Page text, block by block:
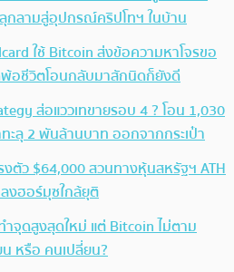
กลามสู่อุปกรณ์คริปโทฯ ในบ้าน
ใช้ Bitcoin ส่งข้อความหาโจรขอ
อชีวิตโอนกลับมาสักนิดก็ยังดี
ส่อแววเทขายรอบ 4 ? โอน 1,030
ะลุ 2 พันล้านบาท ออกจากกระเป๋า
ตัว $64,000 สวนทางหุ้นสหรัฐฯ ATH
งฮอร์มุซใกล้ยุติ
ำจุดสูงสุดใหม่ แต่ Bitcoin ไม่ตาม
หรือ คนเปลี่ยน?